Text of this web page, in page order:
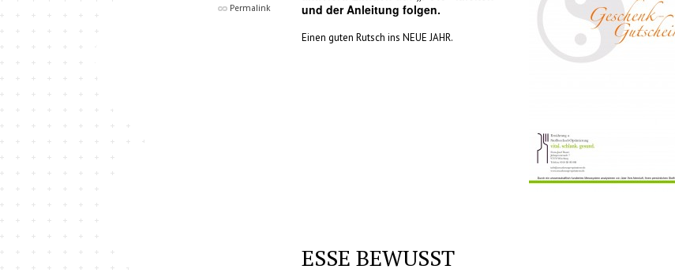
Permalink
und der Anleitung folgen.
Einen guten Rutsch ins NEUE JAHR.
ESSE BEWUSST